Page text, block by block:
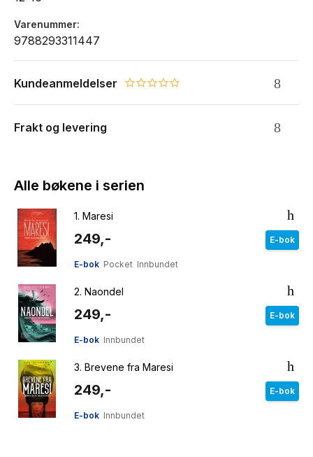
Varenummer
9788293311447
Kundeanmeldelser 0.0 star rating
Frakt og levering
Alle bøkene i serien
1. Maresi
249,- E-bok
E-bok Pocket Innbundet
2. Naondel
249,- E-bok
E-bok Innbundet
3. Brevene fra Maresi
249,- E-bok
E-bok Innbundet